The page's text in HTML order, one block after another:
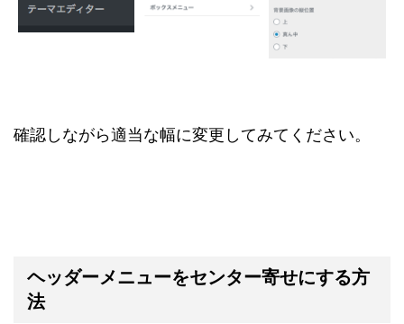
確認しながら適当な幅に変更してみてください。
ヘッダーメニューをセンター寄せにする方
法